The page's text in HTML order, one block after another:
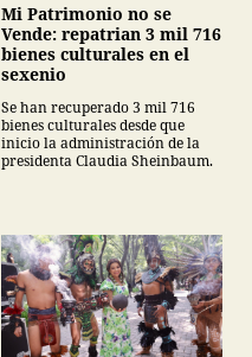
Mi Patrimonio no se
Vende: repatrian 3 mil 716
bienes culturales en el
sexenio
Se han recuperado 3 mil 716
bienes culturales desde que
inicio la administración de la
presidenta Claudia Sheinbaum.